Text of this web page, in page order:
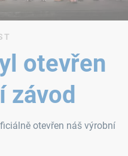
otevřen
závod
otevřen náš výrobní